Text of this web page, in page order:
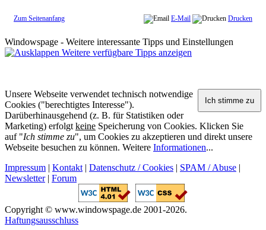
Zum Seitenanfang E-Mail Drucken
Windowspage - Weitere interessante Tipps und Einstellungen
Weitere verfügbare Tipps anzeigen
Unsere Webseite verwendet technisch notwendige
Cookies ("berechtigtes Interesse").
Darüberhinausgehend (z. B. für Statistiken oder
Marketing) erfolgt keine Speicherung von Cookies. Klicken Sie
auf "Ich stimme zu", um Cookies zu akzeptieren und direkt unsere
Webseite besuchen zu können. Weitere Informationen...
Impressum | Kontakt | Datenschutz / Cookies | SPAM / Abuse |
Newsletter| Forum
Copyright © www.windowspage.de 2001-2026.
Haftungsausschluss